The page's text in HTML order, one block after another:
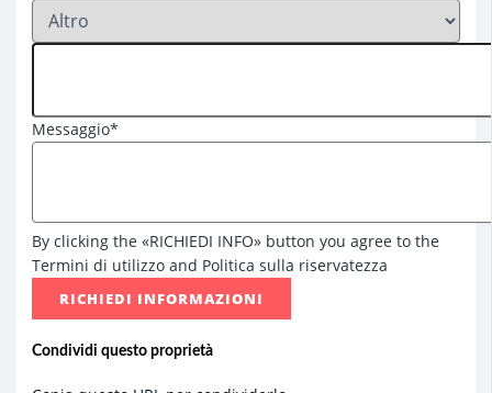
Messaggio*
By clicking the «RICHIEDI INFO» button you agree to the
Termini di utilizzo and Politica sulla riservatezza
RICHIEDI INFORMAZIONI
Condividi questo proprietà